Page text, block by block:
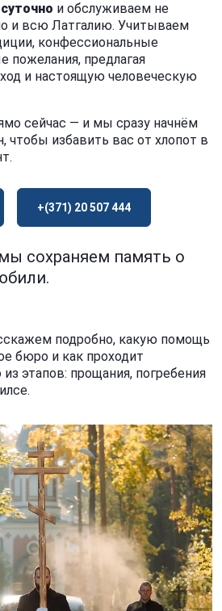
и обслуживаем не
и всю Латгалию. Учитываем
конфессиональные
пожелания, предлагая
и настоящую человеческую
сейчас — и мы сразу начнём
чтобы избавить вас от хлопот в
+(371) 20 507 444
сохраняем память о
подробно, какую помощь
бюро и как проходит
этапов: прощания, погребения